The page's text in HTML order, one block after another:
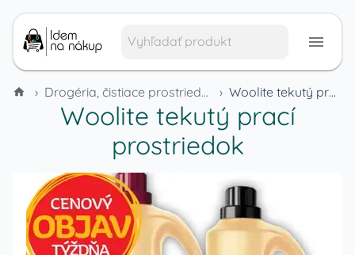
› Drogéria, čistiace prostriedky a domáca chémia › Woolite tekutý prací prostriedok
Woolite tekutý prací
prostriedok